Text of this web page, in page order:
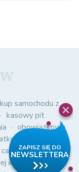
samochodu z
kasowy pit
obowiązkowe
inteligencji